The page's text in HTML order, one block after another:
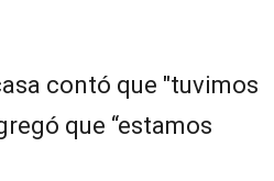
contó que "tuvimos
que “estamos